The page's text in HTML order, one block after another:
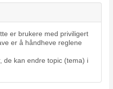
er brukere med priviligert
er å håndheve reglene
de kan endre topic (tema) i